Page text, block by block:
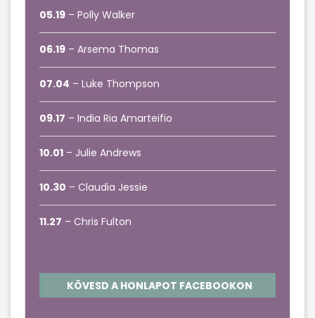
05.19 – Polly Walker
06.19 – Arsema Thomas
07.04 – Luke Thompson
09.17 – India Ria Amarteifio
10.01 – Julie Andrews
10.30 – Claudia Jessie
11.27 – Chris Fulton
KÖVESD A HONLAPOT FACEBOOKON